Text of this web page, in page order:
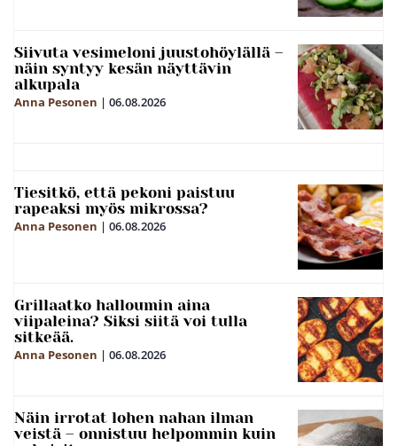
Siivuta vesimeloni juustohöylällä –
näin syntyy kesän näyttävin
alkupala
Anna Pesonen | 06.08.2026
Tiesitkö, että pekoni paistuu
rapeaksi myös mikrossa?
Anna Pesonen | 06.08.2026
Grillaatko halloumin aina
viipaleina? Siksi siitä voi tulla
sitkeää.
Anna Pesonen | 06.08.2026
Näin irrotat lohen nahan ilman
veistä – onnistuu helpommin kuin